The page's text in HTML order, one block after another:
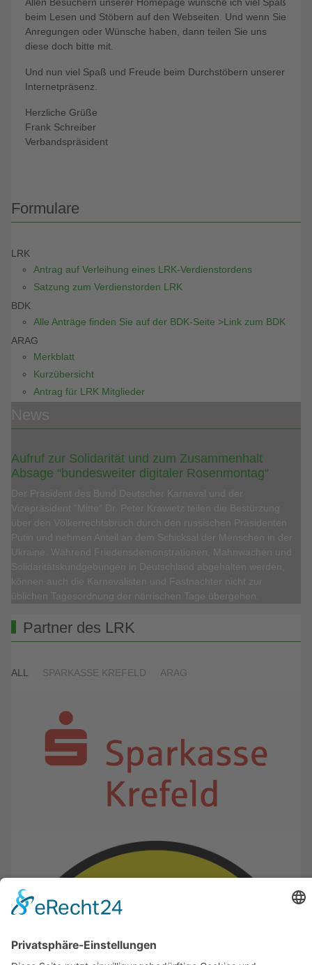
beim Lesen und Stöbern auf den Webseiten. Und wenn Sie
Anregungen oder Wünsche haben, dann teilen Sie uns
diese doch bitte mit.
Und nun viel Spaß und Freude beim Durchstöbern unserer
Internetpräsenz.
Herzliche Grüße
Frank Schreiber
Verbandspräsident
Formulare
LRK
Antrag auf Verleihung eines LRK-Verdienstordens
Satzung zum Verdienstorden LRK
BDK
Alle Anträge finden Sie auf der BDK-Seite >Link zum BDK
ARAG
Merkblatt
Kurzübersicht
Antrag für LRK Mitglieder
Aufruf zur Solidarität und zum Zusammenhalt
Absage “bundesweiter digitaler Rosenmontag“
Partner des LRK
ALL SPARKASSE KREFELD ARAG